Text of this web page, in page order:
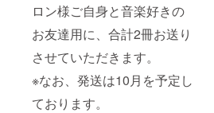
ロン様ご自身と音楽好きの
お友達用に、合計2冊お送り
させていただきます。
※なお、発送は10月を予定し
ております。